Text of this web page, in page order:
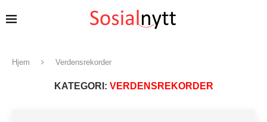
Hjem Verdensrekorder
KATEGORI: VERDENSREKORDER